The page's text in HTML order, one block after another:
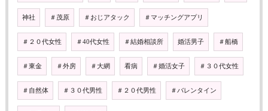
神社 ＃茂原 ＃おじアタック ＃マッチングアプリ
＃２０代女性 ＃40代女性 ＃結婚相談所 婚活男子 ＃船橋
＃東金 ＃外房 ＃大網 看病 ＃婚活女子 ＃３０代女性
＃自然体 ＃３０代男性 ＃２０代男性 ＃バレンタイン